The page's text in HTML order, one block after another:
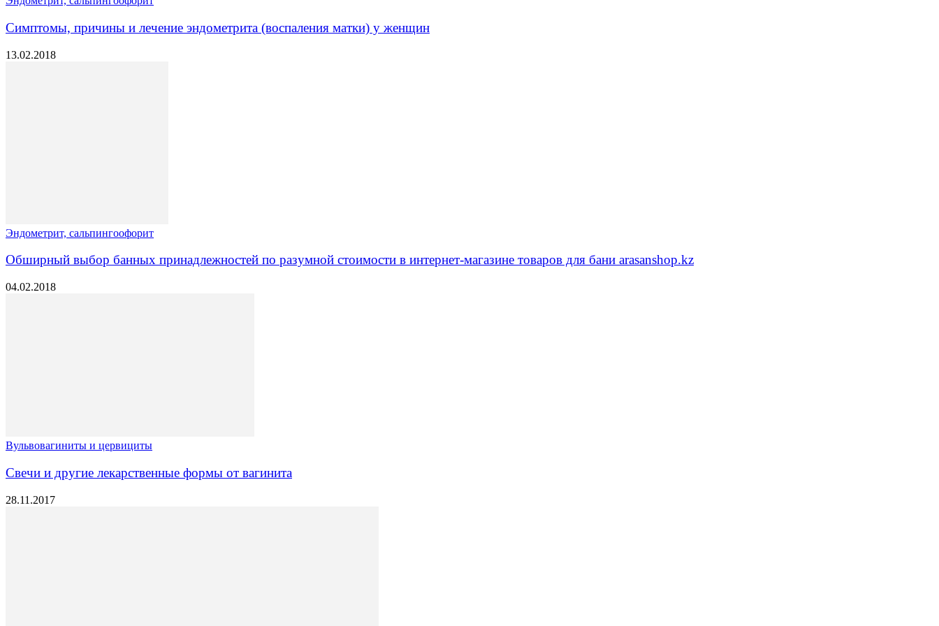
Симптомы, причины и лечение эндометрита (воспаления матки) у женщин
13.02.2018
Эндометрит, сальпингоофорит
Обширный выбор банных принадлежностей по разумной стоимости в интернет-магазине товаров для бани arasanshop.kz
04.02.2018
Вульвовагиниты и цервициты
Свечи и другие лекарственные формы от вагинита
28.11.2017